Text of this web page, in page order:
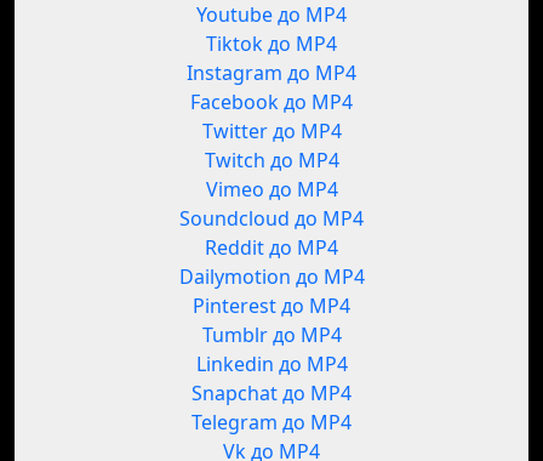
Youtube до MP4
Tiktok до MP4
Instagram до MP4
Facebook до MP4
Twitter до MP4
Twitch до MP4
Vimeo до MP4
Soundcloud до MP4
Reddit до MP4
Dailymotion до MP4
Pinterest до MP4
Tumblr до MP4
Linkedin до MP4
Snapchat до MP4
Telegram до MP4
Vk до MP4